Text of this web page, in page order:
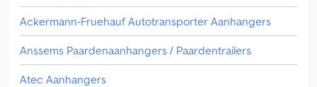
Ackermann-Fruehauf Autotransporter Aanhangers
Anssems Paardenaanhangers / Paardentrailers
Atec Aanhangers